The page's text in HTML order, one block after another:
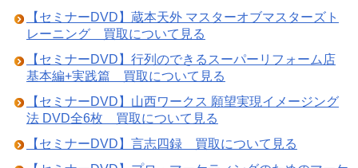
【セミナーDVD】蔵本天外 マスターオブマスターズト
レーニング 買取について見る
【セミナーDVD】行列のできるスーパーリフォーム店
基本編+実践篇 買取について見る
【セミナーDVD】山西ワークス 願望実現イメージング
法 DVD全6枚 買取について見る
【セミナーDVD】言志四録 買取について見る